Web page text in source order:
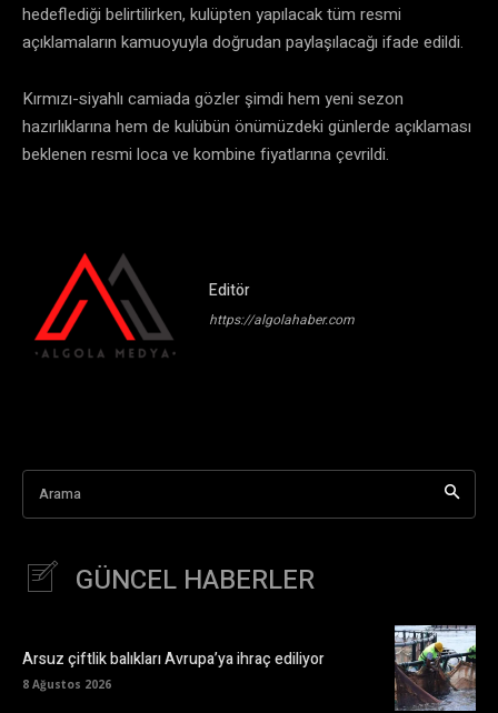
hedeflediği belirtilirken, kulüpten yapılacak tüm resmi
açıklamaların kamuoyuyla doğrudan paylaşılacağı ifade edildi.
Kırmızı-siyahlı camiada gözler şimdi hem yeni sezon
hazırlıklarına hem de kulübün önümüzdeki günlerde açıklaması
beklenen resmi loca ve kombine fiyatlarına çevrildi.
Editör
https://algolahaber.com
Arama
GÜNCEL HABERLER
Arsuz çiftlik balıkları Avrupa’ya ihraç ediliyor
8 Ağustos 2026